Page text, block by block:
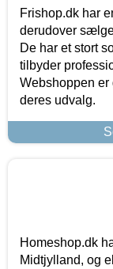
Frishop.dk har
derudover
De har et stort
tilbyder
Webshoppen
deres udvalg.
Homeshop.dk
Midtjylland, og